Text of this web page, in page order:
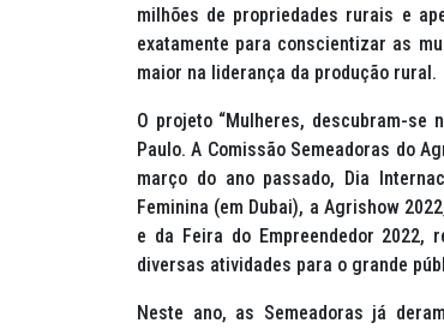
milhões de propriedades rurais e
exatamente para conscientizar as
maior na liderança da produção rural.
O projeto “Mulheres, descubram-se
Paulo. A Comissão Semeadoras do
março do ano passado, Dia
Feminina (em Dubai), a Agrishow
e da Feira do Empreendedor 2022,
diversas atividades para o grande
Neste ano, as Semeadoras já